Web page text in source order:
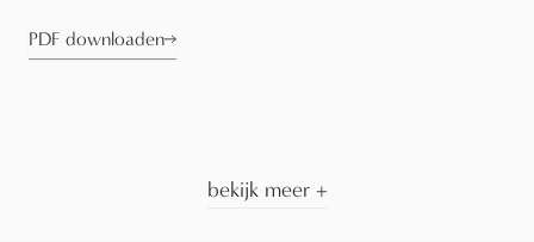
PDF downloaden
bekijk meer+